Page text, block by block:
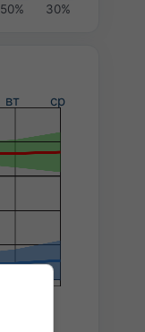
50% 30%
вт ср